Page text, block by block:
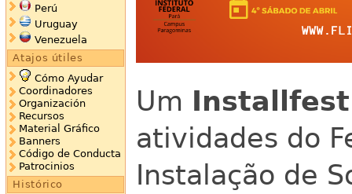
Perú
Uruguay
Venezuela
Atajos útiles
Cómo Ayudar
Coordinadores
Organización
Recursos
Material Gráfico
Banners
Código de Conducta
Patrocinios
Histórico
Um Installfest
atividades do
Instalação de